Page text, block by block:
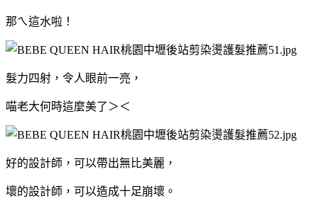
那ㄟ這水啦！
髮力四射，令人眼前一亮，
喵老大何時這麼美了＞＜
好的設計師，可以帶出無比美麗，
壞的設計師，可以造成十足崩壞。